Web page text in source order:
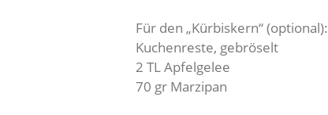
Für den „Kürbiskern“ (optional):
Kuchenreste, gebröselt
2 TL Apfelgelee
70 gr Marzipan